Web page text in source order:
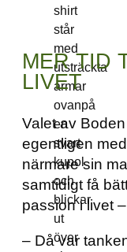
MER TID
LIVET
Valet av
egentligen
närmare sin
samtidigt få
passion i livet
– Då var